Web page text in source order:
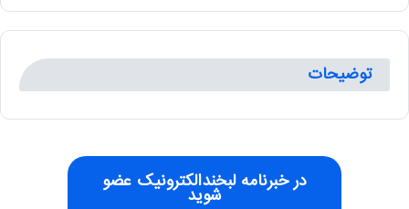
توضیحات
در خبرنامه لبخندالکترونیک عضو
شوید